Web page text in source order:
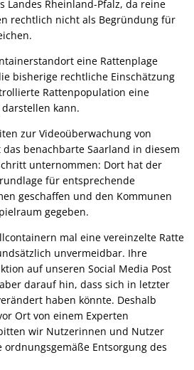
Landes Rheinland-Pfalz, da reine
rechtlich nicht als Begründung für
eine Rattenplage
bisherige rechtliche Einschätzung
Rattenpopulation eine
kann.
zur Videoüberwachung von
benachbarte Saarland in diesem
unternommen: Dort hat der
für entsprechende
geschaffen und den Kommunen
gegeben.
mal eine vereinzelte Ratte
unvermeidbar. Ihre
auf unseren Social Media Post
darauf hin, dass sich in letzter
haben könnte. Deshalb
Ort von einem Experten
wir Nutzerinnen und Nutzer
Entsorgung des